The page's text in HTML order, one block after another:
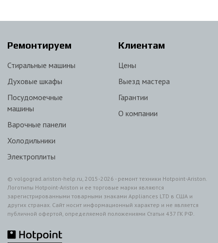
Ремонтируем
Стиральные машины
Духовые шкафы
Посудомоечные
машины
Варочные панели
Холодильники
Электроплиты
Клиентам
Цены
Выезд мастера
Гарантии
О компании
© volgograd.ariston-help.ru, 2015-2026 - ремонт техники Hotpoint-Ariston.
Логотипы Hotpoint-Ariston и ее торговые марки являются
зарегистрированными товарными знаками Appliances LTD в США и
других странах. Сайт носит информационный характер и не является
публичной офертой, определяемой положениями Статьи 437 ГК РФ.